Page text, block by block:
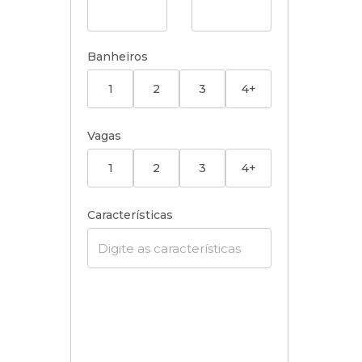
Banheiros
1 2 3 4+
Vagas
1 2 3 4+
Características